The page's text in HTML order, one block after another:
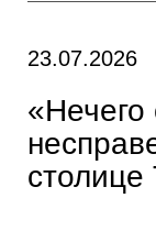
23.07.2026
столице